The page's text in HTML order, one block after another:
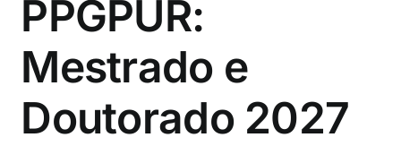
PPGPUR:
Mestrado e
Doutorado 2027